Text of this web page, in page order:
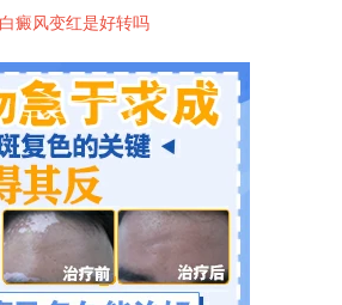
癜风变红是好转吗